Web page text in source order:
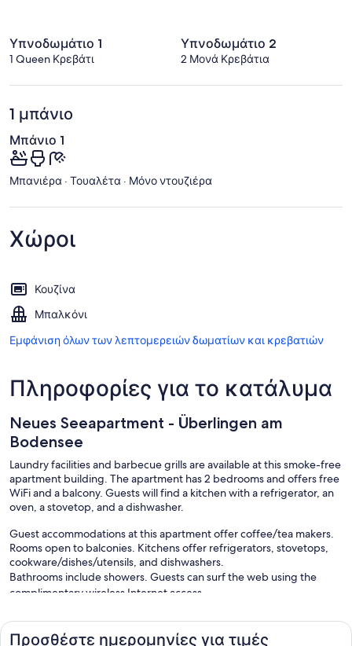
Υπνοδωμάτιο 1
1 Queen Κρεβάτι
Υπνοδωμάτιο 2
2 Μονά Κρεβάτια
1 μπάνιο
Μπάνιο 1
Μπανιέρα · Τουαλέτα · Μόνο ντουζιέρα
Χώροι
Κουζίνα
Μπαλκόνι
Εμφάνιση όλων των λεπτομερειών δωματίων και κρεβατιών
Πληροφορίες για το κατάλυμα
Neues Seeapartment - Überlingen am
Bodensee
Laundry facilities and barbecue grills are available at this smoke-free
apartment building. The apartment has 2 bedrooms and offers free
WiFi and a balcony. Guests will find a kitchen with a refrigerator, an
oven, a stovetop, and a dishwasher.
Guest accommodations at this apartment offer coffee/tea makers.
Rooms open to balconies. Kitchens offer refrigerators, stovetops,
cookware/dishes/utensils, and dishwashers.
Bathrooms include showers. Guests can surf the web using the
complimentary wireless Internet access.
Οι ψυχαγωγικές δραστηριότητες που αναγράφονται παρακάτω
είναι διαθέσιμες είτε στο χώρο των εγκαταστάσεων είτε κοντά
Προσθέστε ημερομηνίες για τιμές